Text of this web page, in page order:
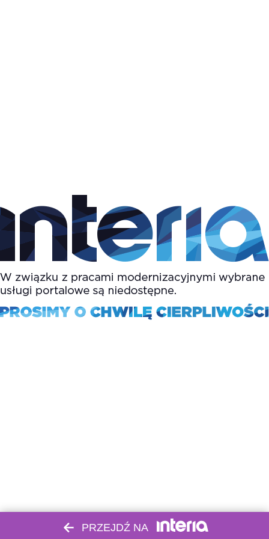
PRZEJDŹ NA